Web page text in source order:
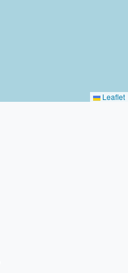
Leaflet